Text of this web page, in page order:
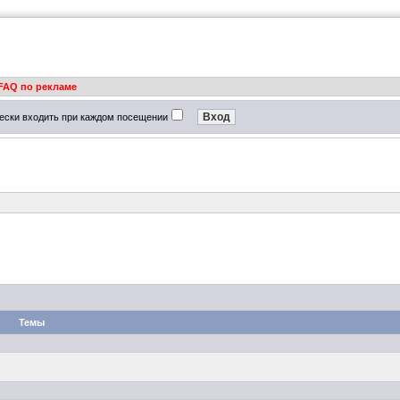
по рекламе
входить при каждом посещении
Темы